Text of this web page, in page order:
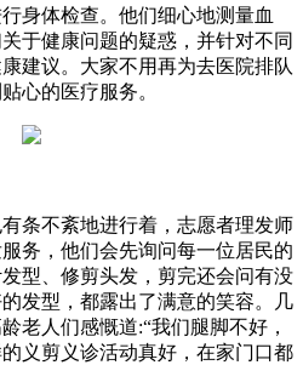
身体检查。他们细心地测量血
于健康问题的疑惑，并针对不同
建议。大家不用再为去医院排队
心的医疗服务。
条不紊地进行着，志愿者理发师
务，他们会先询问每一位居民的
型、修剪头发，剪完还会问有没
发型，都露出了满意的笑容。几
老人们感慨道:“我们腿脚不好，
义剪义诊活动真好，在家门口都